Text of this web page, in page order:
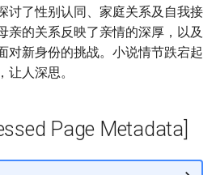
讨了性别认同、家庭关系及自我接
亲的关系反映了亲情的深厚，以及
对新身份的挑战。小说情节跌宕起
人深思。
Page Metadata]